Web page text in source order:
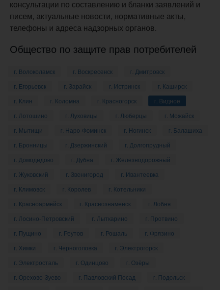
консультации по составлению и бланки заявлений и
писем, актуальные новости, нормативные акты,
телефоны и адреса надзорных органов.
Общество по защите прав потребителей
г. Волоколамск г. Воскресенск
г. Дмитровск
г. Егорьевск
г. Зарайск г. Истринск
г. Каширск
г. Клин
г. Коломна г. Красногорск
г. Видное
г. Лотошино
г. Луховицы г. Люберцы
г. Можайск
г. Мытищи
г. Наро-Фоминск г. Ногинск
г. Балашиха
г. Бронницы
г. Дзержинский
г. Долгопрудный
г. Домодедово
г. Дубна
г. Железнодорожный
г. Жуковский
г. Звенигород
г. Ивантеевка
г. Климовск
г. Королев
г. Котельники
г. Красноармейск
г. Краснознаменск
г. Лобня
г. Лосино-Петровский
г. Лыткарино
г. Протвино
г. Пущино
г. Реутов г. Рошаль
г. Фрязино
г. Химки
г. Черноголовка
г. Электрогорск
г. Электросталь
г. Одинцово
г. Озёры
г. Орехово-Зуево
г. Павловский Посад
г. Подольск